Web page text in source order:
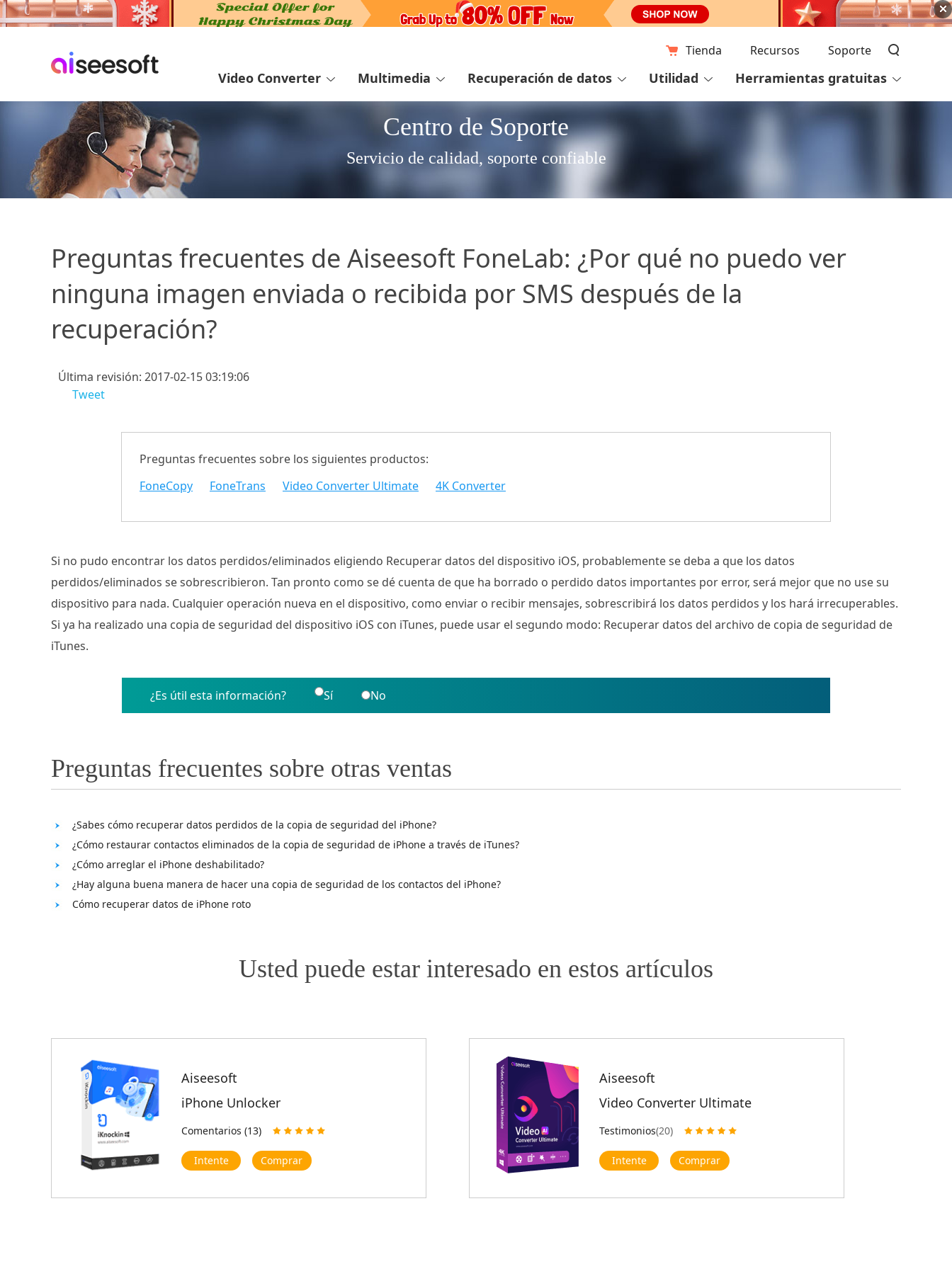
Tienda Recursos Soporte
Video Converter Multimedia Recuperación de datos Utilidad Herramientas gratuitas
Centro de Soporte
Servicio de calidad, soporte confiable
Preguntas frecuentes de Aiseesoft FoneLab: ¿Por qué no puedo ver
ninguna imagen enviada o recibida por SMS después de la
recuperación?
Última revisión: 2017-02-15 03:19:06
Tweet
Preguntas frecuentes sobre los siguientes productos:
FoneCopy
FoneTrans Video Converter Ultimate 4K Converter
Si no pudo encontrar los datos perdidos/eliminados eligiendo Recuperar datos del dispositivo iOS, probablemente se deba a que los datos
perdidos/eliminados se sobrescribieron. Tan pronto como se dé cuenta de que ha borrado o perdido datos importantes por error, será mejor que no use su
dispositivo para nada. Cualquier operación nueva en el dispositivo, como enviar o recibir mensajes, sobrescribirá los datos perdidos y los hará irrecuperables.
Si ya ha realizado una copia de seguridad del dispositivo iOS con iTunes, puede usar el segundo modo: Recuperar datos del archivo de copia de seguridad de
iTunes.
¿Es útil esta información? Sí No
Preguntas frecuentes sobre otras ventas
¿Sabes cómo recuperar datos perdidos de la copia de seguridad del iPhone?
¿Cómo restaurar contactos eliminados de la copia de seguridad de iPhone a través de iTunes?
¿Cómo arreglar el iPhone deshabilitado?
¿Hay alguna buena manera de hacer una copia de seguridad de los contactos del iPhone?
Cómo recuperar datos de iPhone roto
Usted puede estar interesado en estos artículos
Aiseesoft
iPhone Unlocker
Comentarios (13)
Intente Comprar
Aiseesoft
Video Converter Ultimate
Testimonios(20)
Intente Comprar